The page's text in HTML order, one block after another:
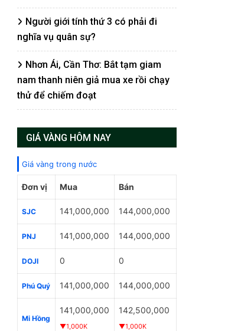
Người giới tính thứ 3 có phải đi
nghĩa vụ quân sự?
Nhơn Ái, Cần Thơ: Bắt tạm giam
nam thanh niên giả mua xe rồi chạy
thử để chiếm đoạt
GIÁ VÀNG HÔM NAY
Giá vàng trong nước
Đơn vị Mua Bán
SJC 141,000,000 144,000,000
PNJ 141,000,000 144,000,000
DOJI 0 0
Phú Quý 141,000,000 144,000,000
Mi Hồng
141,000,000
▼1,000K
142,500,000
▼1,000K